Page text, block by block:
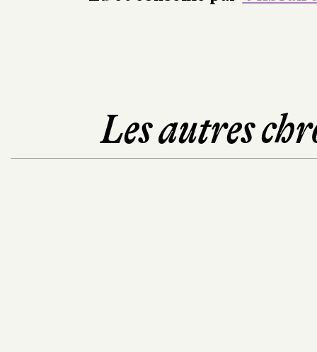
Les autres